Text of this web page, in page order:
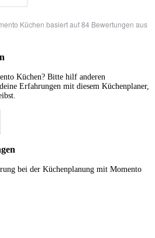
Küchen basiert auf 84 Bewertungen aus
Küchen? Bitte hilf anderen
Erfahrungen mit diesem Küchenplaner,
bei der Küchenplanung mit Momento